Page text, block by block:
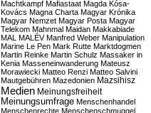
Machtkampf Mafiastaat Magda Kósa-
Kovács Magna Charta Magyar Krónika
Magyar Nemzet Magyar Posta Magyar
Telekom Mahnmal Maidan Makkabiade
MAL MALÉV Manfred Weber Manipulation
Marine Le Pen Mark Rutte Marktdogmen
Martin Reinke Martin Schulz Massaker in
Kenia Masseneinwanderung Mateusz
Morawiecki Matteo Renzi Matteo Salvini
Mautgebühren Mazedonien Mazsihisz
Medien Meinungsfreiheit
Meinungsumfrage Menschenhandel
Menschenrechte Menschenschmuggel